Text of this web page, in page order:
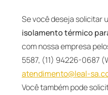
Se você deseja solicitar
isolamento térmico
com nossa empresa
5587, (11) 94226-0687
atendimento@leal-
Você também pode